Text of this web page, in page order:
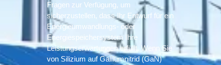
Fragen zur Verfügung, um
sicherzustellen, dass Ihr Entwurf für ein
Energieumwandlungs- oder
Energiespeichersystem Ihre
Leistungserwartungen erfüllt. Wenn Sie
von Silizium auf Galliumnitrid (GaN)